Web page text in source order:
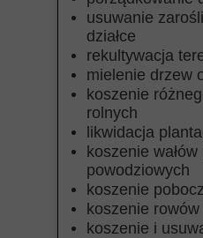
usuwanie
działce
rekultywacja
mielenie drzew
koszenie
rolnych
likwidacja
koszenie
powodziowych
koszenie
koszenie rowów
koszenie i